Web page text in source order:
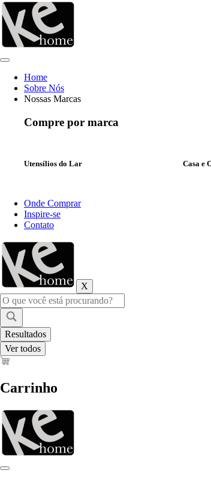
Ir
para
conteúdo
Home
Sobre Nós
Nossas Marcas
Compre por marca
Utensílios do Lar Casa e
Onde Comprar
Inspire-se
Contato
X
Pesquisar
...
Resultados
Ver todos
Carrinho